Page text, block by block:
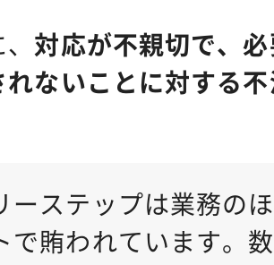
対応が不親切で、
れないことに対する
ーステップは業務の
で賄われています。